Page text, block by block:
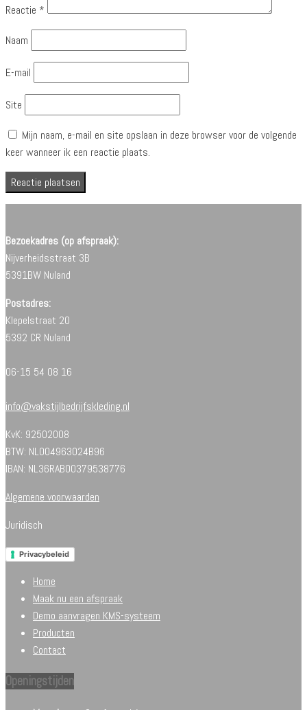
Reactie *
Naam
E-mail
Site
Mijn naam, e-mail en site opslaan in deze browser voor de volgende
keer wanneer ik een reactie plaats.
Bezoekadres (op afspraak):
Nijverheidsstraat 3B
5391BW Nuland
Postadres:
Klepelstraat 20
5392 CR Nuland
06-15 54 08 16
info@vakstijlbedrijfskleding.nl
KvK: 92502008
BTW: NL004963024B96
IBAN: NL36RABO0379538776
Algemene voorwaarden
Juridisch
Privacybeleid
Home
Maak nu een afspraak
Demo aanvragen KMS-systeem
Producten
Contact
Openingstijden